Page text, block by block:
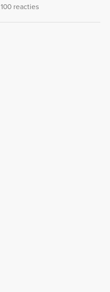
100 reacties